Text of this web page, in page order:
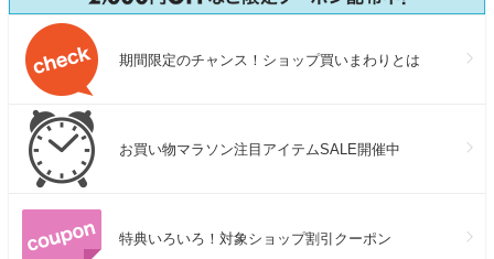
期間限定のチャンス！ショップ買いまわりとは
お買い物マラソン注目アイテムSALE開催中
特典いろいろ！対象ショップ割引クーポン